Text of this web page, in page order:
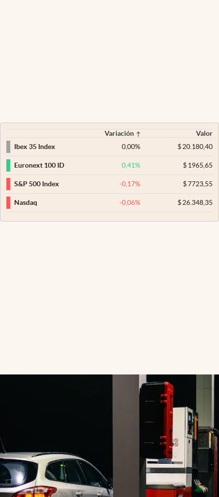
Variación
Valor
Ibex 35 Index
0,00% $20.180,40
Euronext 100 ID 0,41% $1965,65
S&P 500 Index -0,17% $7723,55
Nasdaq -0,06% $26.348,35